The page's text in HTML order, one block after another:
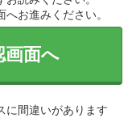
お進みください。
画面へ
に間違いがあります